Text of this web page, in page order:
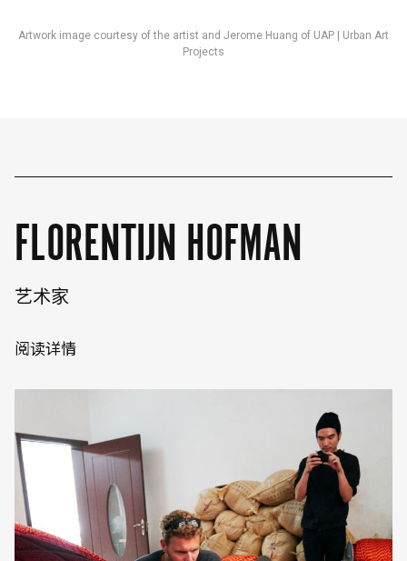
Artwork image courtesy of the artist and Jerome Huang of UAP | Urban Art
Projects
FLORENTIJN HOFMAN
艺术家
阅读详情